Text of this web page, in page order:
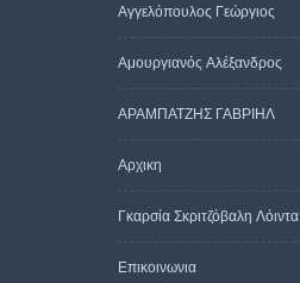
Αγγελόπουλος Γεώργιος
Αμουργιανός Αλέξανδρος
ΑΡΑΜΠΑΤΖΗΣ ΓΑΒΡΙΗΛ
Αρχικη
Γκαρσία Σκριτζόβαλη Λόιντα
Επικοινωνια